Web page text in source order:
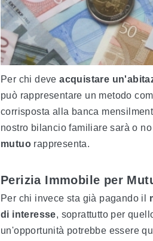
Per chi deveacquistare
può rappresentare un metodo
corrisposta alla banca
nostro bilancio familiare sarà o
mutuo rappresenta.
Perizia Immobile per
Per chi invece sta già pagando il
di interesse, soprattutto per
un'opportunità potrebbe essere